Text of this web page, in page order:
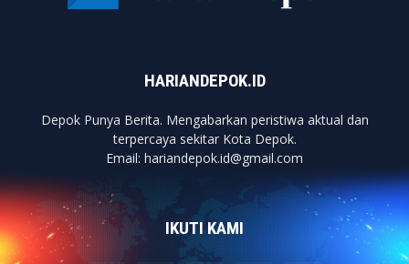
HARIANDEPOK.ID
Depok Punya Berita. Mengabarkan peristiwa aktual dan
terpercaya sekitar Kota Depok.
Email: hariandepok.id@gmail.com
IKUTI KAMI